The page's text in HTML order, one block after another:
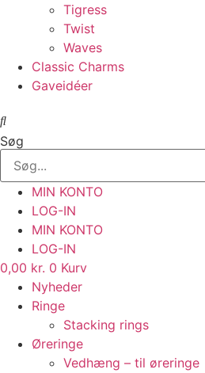
Tigress
Twist
Waves
Classic Charms
Gaveidéer
Søg
MIN KONTO
LOG-IN
MIN KONTO
LOG-IN
0,00 kr. 0 Kurv
Nyheder
Ringe
Stacking rings
Øreringe
Vedhæng – til øreringe